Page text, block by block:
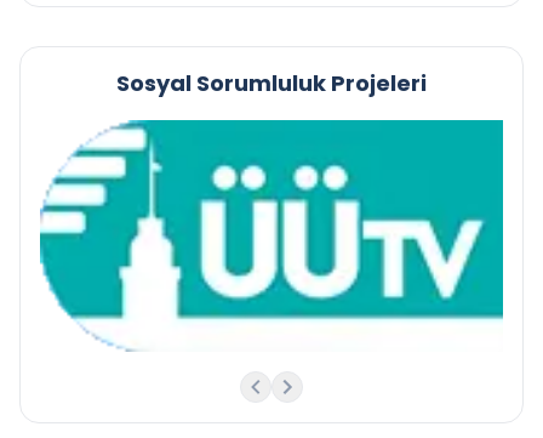
Sosyal Sorumluluk Projeleri